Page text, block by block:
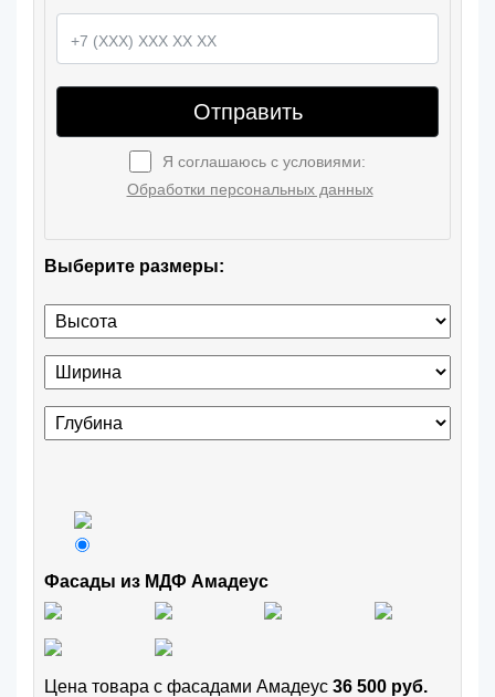
Отправить
Я соглашаюсь с условиями:
Обработки персональных данных
Выберите размеры:
Фасады из МДФ Амадеус
Цена товара с фасадами Амадеус 36 500 руб.